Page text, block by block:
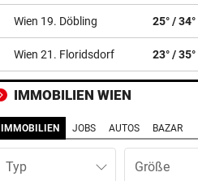
DRAMATISCHE RETTUNG vor
„In der Wohnung war es
und stockfinster“
CONFERENCE LEAGUE
Später Doppelschlag fixiert
Rapid-Sieg in Estland
Wien 19. Döbling 25° / 34°
Wien 21. Floridsdorf 23° / 35°
IMMOBILIEN WIEN
IMMOBILIEN JOBS AUTOS BAZAR
Typ